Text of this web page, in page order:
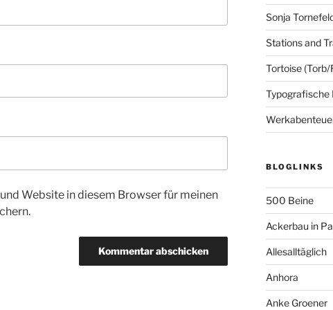
Website in diesem Browser für meinen
Sonja
Stations and
Tortoise (Torb/
Typografische
BLOGLINKS
500 Beine
Ackerbau in
Allesalltäglich
Anhora
Anke Groener